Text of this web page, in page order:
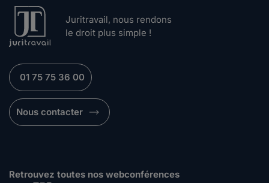
Juritravail, nous rendons
le droit plus simple !
01 75 75 36 00
Nous contacter
Retrouvez toutes nos webconférences